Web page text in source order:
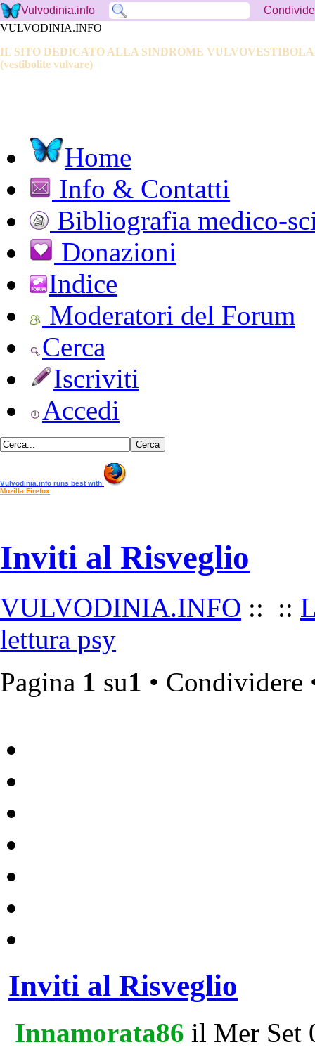
Vulvodinia.info
VULVODINIA.INFO
IL SITO DEDICATO ALLA SINDROME
(vestibolite vulvare)
Home
Info & Contatti
Bibliografia medico-
Donazioni
Indice
Moderatori del Forum
Cerca
Iscriviti
Accedi
Vulvodinia.info runs best with
Mozilla Firefox
Vulvodinia.info runs best with
Mozilla Firefox
Inviti al Risveglio
VULVODINIA.INFO :: ::
lettura psy
Pagina 1 su1 • Condividere
Inviti al Risveglio
Innamorata86 il Mer Set